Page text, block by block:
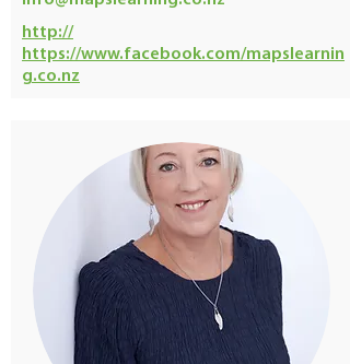
http://
https://www.facebook.com/mapslearnin
g.co.nz